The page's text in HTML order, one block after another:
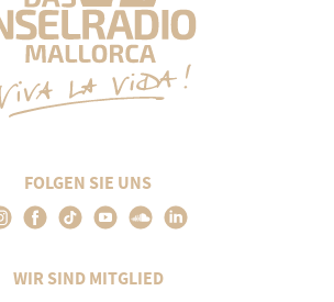
FOLGEN SIE UNS
WIR SIND MITGLIED